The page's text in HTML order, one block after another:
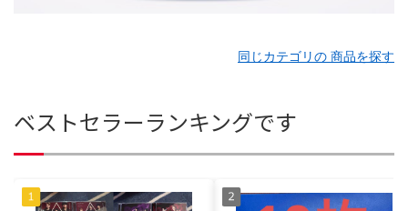
同じカテゴリの 商品を探す
ベストセラーランキングです